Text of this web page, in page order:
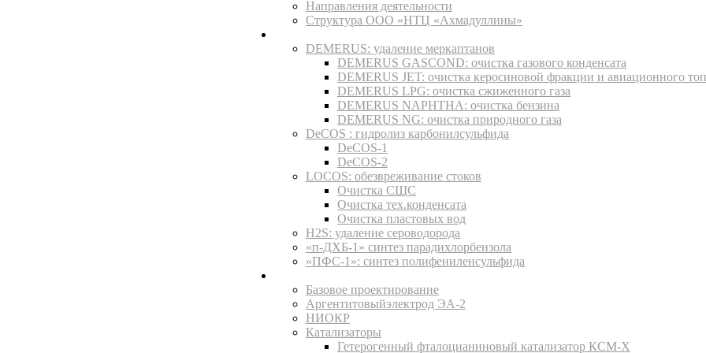
Направления деятельности
Структура ООО «НТЦ «Ахмадуллины»
DEMERUS: удаление меркаптанов
DEMERUS GASCOND: очистка газового конденсата
DEMERUS JET: очистка керосиновой фракции и авиационного
DEMERUS LPG: очистка сжиженного газа
DEMERUS NAPHTHA: очистка бензина
DEMERUS NG: очистка природного газа
DeCOS : гидролиз карбонилсульфида
DeCOS-1
DeCOS-2
LOCOS: обезвреживание стоков
Очистка СЩС
Очистка тех.конденсата
Очистка пластовых вод
H2S: удаление сероводорода
«п-ДХБ-1» синтез парадихлорбензола
«ПФС-1»: синтез полифениленсульфида
Базовое проектирование
Аргентитовыйэлектрод ЭА-2
НИОКР
Катализаторы
Гетерогенный фталоцианиновый катализатор КСМ-Х